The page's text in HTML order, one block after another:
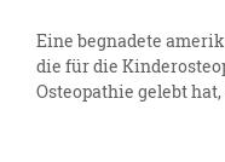
Eine begnadete
die für die
Osteopathie gelebt hat,